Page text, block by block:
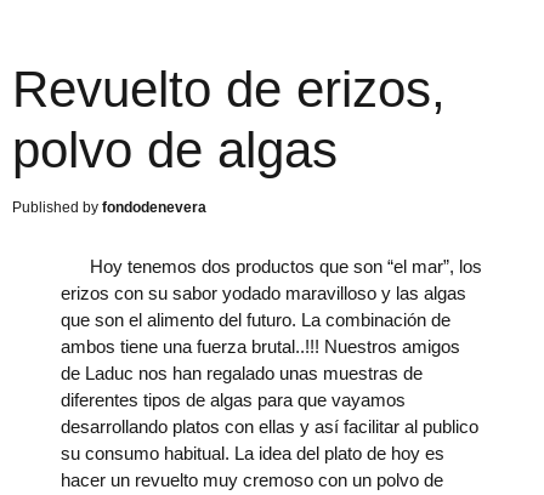
Revuelto de erizos,
polvo de algas
fondodenevera
Hoy tenemos dos productos que son “el mar”, los
erizos con su sabor yodado maravilloso y las algas
que son el alimento del futuro. La combinación de
ambos tiene una fuerza brutal..!!! Nuestros amigos
de Laduc nos han regalado unas muestras de
diferentes tipos de algas para que vayamos
desarrollando platos con ellas y así facilitar al publico
su consumo habitual. La idea del plato de hoy es
hacer un revuelto muy cremoso con un polvo de